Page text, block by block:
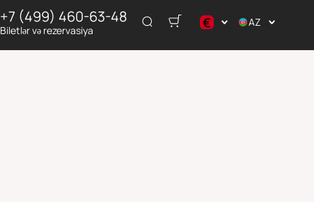
+7 (499) 460-63-48
Biletlər və rezervasiya €
$
AZ